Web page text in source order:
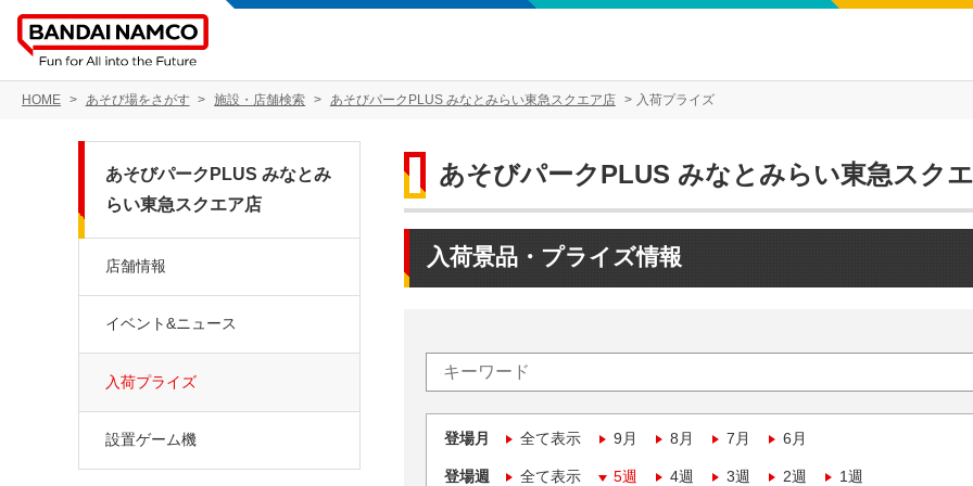
HOME あそび場をさがす 施設・店舗検索 あそびパークPLUS みなとみらい東急スクエア店 入荷プライズ
あそびパークPLUS みなとみらい東急スク
入荷景品・プライズ情報
登場月 全て表示 9月 8月 7月 6月
登場週 全て表示 5週 4週 3週 2週 1週
あそびパークPLUS みなとみ
らい東急スクエア店
店舗情報
イベント&ニュース
入荷プライズ
設置ゲーム機